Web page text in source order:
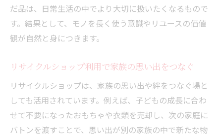
だ品は、日常生活の中でより大切に扱いたくなるもので
す。結果として、モノを長く使う意識やリユースの価値
観が自然と身につきます。
リサイクルショップ利用で家族の思い出をつなぐ
リサイクルショップは、家族の思い出や絆をつなぐ場と
しても活用されています。例えば、子どもの成長に合わ
せて不要になったおもちゃや衣類を売却し、次の家庭に
バトンを渡すことで、思い出が別の家族の中で新たな物